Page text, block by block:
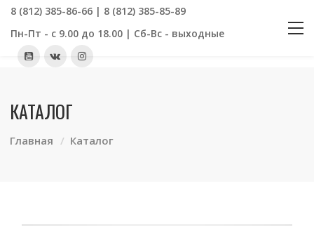
8 (812) 385-86-66 | 8 (812) 385-85-89
Пн-Пт - с 9.00 до 18.00 | Сб-Вс - выходные
КАТАЛОГ
Главная Каталог